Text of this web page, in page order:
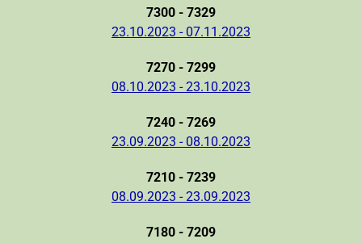
7300 - 7329
23.10.2023 - 07.11.2023
7270 - 7299
08.10.2023 - 23.10.2023
7240 - 7269
23.09.2023 - 08.10.2023
7210 - 7239
08.09.2023 - 23.09.2023
7180 - 7209